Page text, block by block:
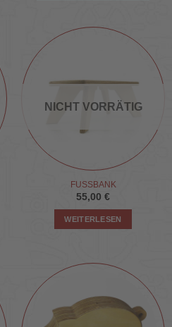
NICHT VORRÄTIG
FUSSBANK
55,00 €
WEITERLESEN